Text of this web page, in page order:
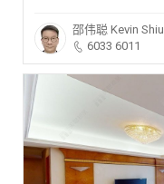
邵伟聪 Kevin Shiu
6033 6011